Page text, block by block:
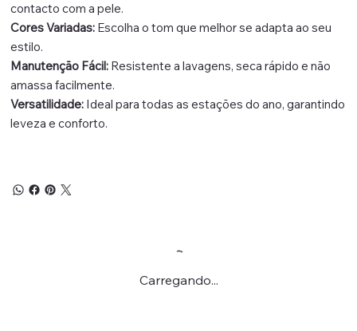
contacto com a pele.
Cores Variadas: Escolha o tom que melhor se adapta ao seu
estilo.
Manutenção Fácil: Resistente a lavagens, seca rápido e não
amassa facilmente.
Versatilidade: Ideal para todas as estações do ano, garantindo
leveza e conforto.
Carregando...